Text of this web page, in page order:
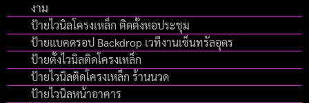
งาม
ป้ายไวนิลโครงเหล็ก ติดตั้งหอประชุม
ป้ายแบคดรอป Backdrop เวทีงานเซ็นทรัลอุดร
ป้ายตั้งไวนิลติดโครงเหล็ก
ป้ายไวนิลติดโครงเหล็ก ร้านนวด
ป้ายไวนิลหน้าอาคาร